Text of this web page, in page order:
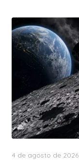
Posted
4 de agosto de 2026